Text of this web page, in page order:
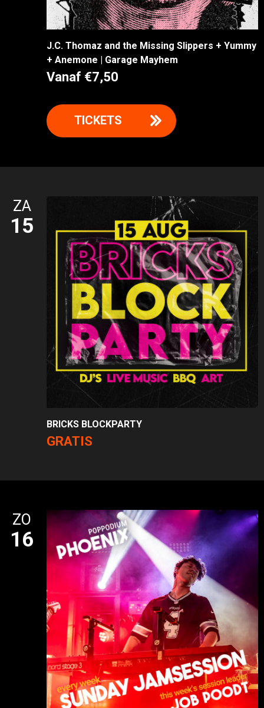
J.C. Thomaz and the Missing Slippers + Yummy
+ Anemone | Garage Mayhem
Vanaf €7,50
TICKETS
ZA
15
BRICKS BLOCKPARTY
GRATIS
ZO
16